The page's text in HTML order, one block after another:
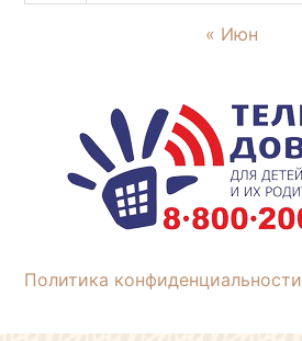
« Июн
Политика конфиденциальности